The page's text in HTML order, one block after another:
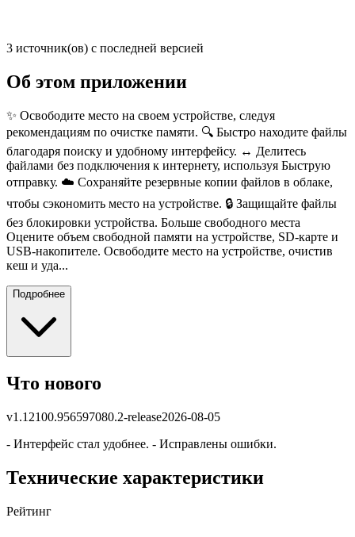
3 источник(ов) с последней версией
Об этом приложении
✨ Освободите место на своем устройстве, следуя
рекомендациям по очистке памяти. 🔍 Быстро находите файлы
благодаря поиску и удобному интерфейсу. ↔️ Делитесь
файлами без подключения к интернету, используя Быструю
отправку. ☁️ Сохраняйте резервные копии файлов в облаке,
чтобы сэкономить место на устройстве. 🔒 Защищайте файлы
без блокировки устройства. Больше свободного места
Оцените объем свободной памяти на устройстве, SD-карте и
USB-накопителе. Освободите место на устройстве, очистив
кеш и уда...
Подробнее
Что нового
v1.12100.956597080.2-release2026-08-05
- Интерфейс стал удобнее. - Исправлены ошибки.
Технические характеристики
Рейтинг